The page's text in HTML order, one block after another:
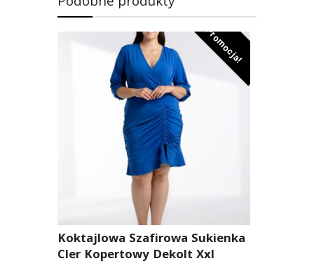
Promocja!
Koktajlowa Szafirowa Sukienka
Cler Kopertowy Dekolt Xxl